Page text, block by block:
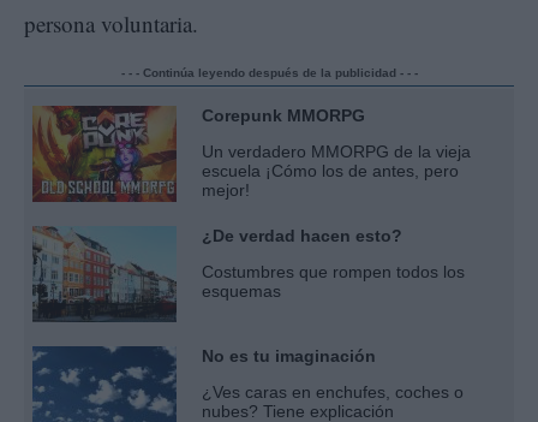
persona voluntaria.
- - - Continúa leyendo después de la publicidad - - -
Corepunk MMORPG
Un verdadero MMORPG de la vieja
escuela ¡Cómo los de antes, pero
mejor!
¿De verdad hacen esto?
Costumbres que rompen todos los
esquemas
No es tu imaginación
¿Ves caras en enchufes, coches o
nubes? Tiene explicación